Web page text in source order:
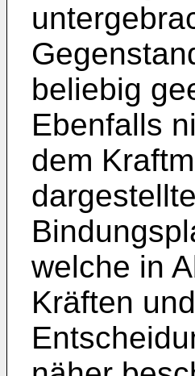
beliebig
Ebenfalls
dem
welche in
Kräften